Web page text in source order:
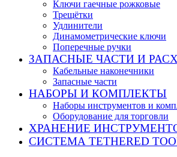
Ключи гаечные рожковые
Трещётки
Удлинители
Динамометрические ключи
Поперечные ручки
ЗАПАСНЫЕ ЧАСТИ И
Кабельные наконечники
Запасные части
НАБОРЫ И КОМПЛЕКТЫ
Наборы инструментов и
Оборудование для торговли
ХРАНЕНИЕ
СИСТЕМА TETHERED